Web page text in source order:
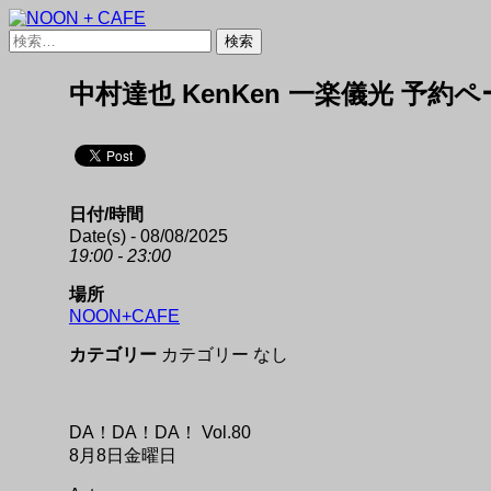
NOON + CAFE
検
検
中村達也 KenKen 一楽儀光 予約ペ
日付/時間
Date(s) - 08/08/2025
19:00 - 23:00
場所
NOON+CAFE
カテゴリー カテゴリー なし
DA！DA！DA！ Vol.80
8月8日金曜日